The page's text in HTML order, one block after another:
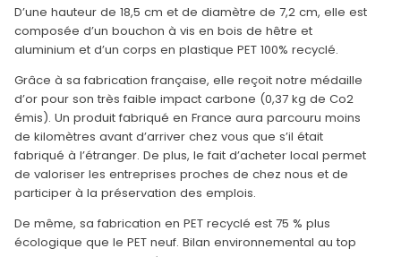
D’une hauteur de 18,5 cm et de diamètre de 7,2 cm, elle est
composée d’un bouchon à vis en bois de hêtre et
aluminium et d’un corps en plastique PET 100% recyclé.
Grâce à sa fabrication française, elle reçoit notre médaille
d’or pour son très faible impact carbone (0,37 kg de Co2
émis). Un produit fabriqué en France aura parcouru moins
de kilomètres avant d’arriver chez vous que s’il était
fabriqué à l’étranger. De plus, le fait d’acheter local permet
de valoriser les entreprises proches de chez nous et de
participer à la préservation des emplois.
De même, sa fabrication en PET recyclé est 75 % plus
écologique que le PET neuf. Bilan environnemental au top